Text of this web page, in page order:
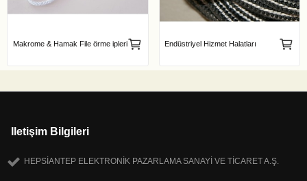
Makrome & Hamak File örme ipleri Endüstriyel Hizmet Halatları
Iletişim Bilgileri
HEPSİANTEP ELEKTRONİK PAZARLAMA SANAYİ VE TİCARET A.Ş.